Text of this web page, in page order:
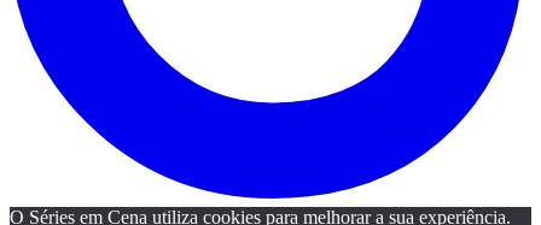
O Séries em Cena utiliza cookies para melhorar a sua experiência.